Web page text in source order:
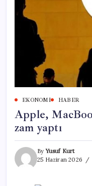
EKONOMI HABER
Apple,
zam yaptı
ByYusuf Kurt
25 Haziran 2026